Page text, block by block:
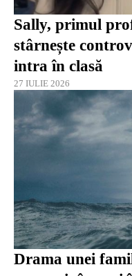
Sally, primul
stârnește
intra în clasă
27 IULIE 2026
Drama unei